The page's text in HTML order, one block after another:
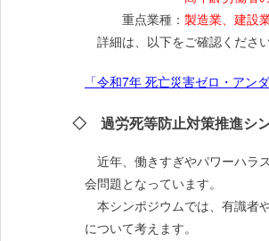
重点業種： 製造業、建設
詳細は、以下をご確認ください
「令和7年 死亡災害ゼロ・ア
◇ 過労死等防止対策推進シ
近年、働きすぎやパワーハラ
会問題となっています。
本シンポジウムでは、有識者
について考えます。